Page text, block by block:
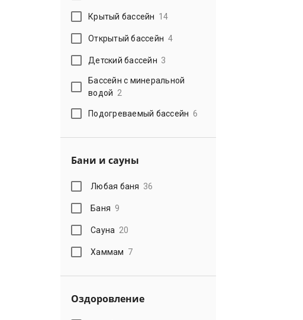
Крытый бассейн 14
Открытый бассейн 4
Детский бассейн 3
Бассейн с минеральной
водой 2
Подогреваемый бассейн 6
Бани и сауны
Любая баня 36
Баня 9
Сауна 20
Хаммам 7
Оздоровление